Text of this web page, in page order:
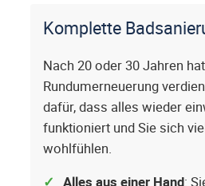
Komplette
Nach 20 oder 30 Jahren
Rundumerneuerung
dafür, dass alles wieder
funktioniert und Sie sich
wohlfühlen.
Alles aus einer Hand: